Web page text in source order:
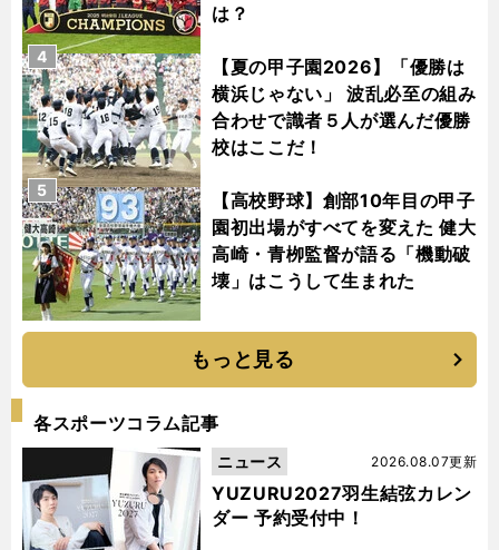
は？
【夏の甲子園2026】「優勝は
横浜じゃない」 波乱必至の組み
合わせで識者５人が選んだ優勝
校はここだ！
4
【高校野球】創部10年目の甲子
園初出場がすべてを変えた 健大
高崎・青栁監督が語る「機動破
壊」はこうして生まれた
5
もっと見る
各スポーツコラム記事
YUZURU2027羽生結弦カレン
ダー 予約受付中！
2026.08.07更新
ニュース